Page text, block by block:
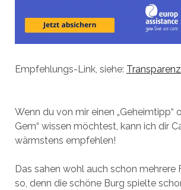
Empfehlungs-Link, siehe: Transparenz
Wenn du von mir einen „Geheimtipp“
Gem“ wissen möchtest, kann ich dir
wärmstens empfehlen!
Das sahen wohl auch schon mehrere
so, denn die schöne Burg spielte